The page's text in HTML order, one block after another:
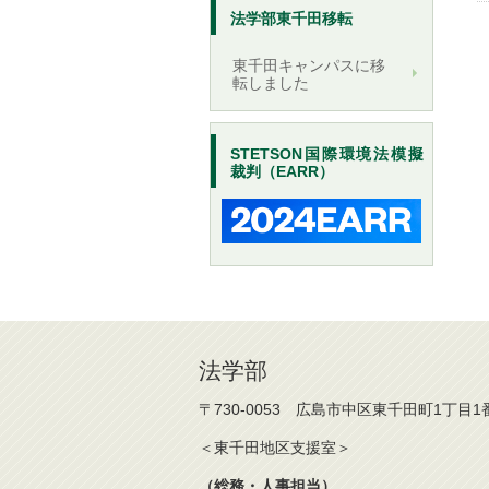
法学部東千田移転
東千田キャンパスに移
転しました
STETSON国際環境法模擬
裁判（EARR）
法学部
〒730-0053 広島市中区東千田町1丁目1
＜東千田地区支援室＞